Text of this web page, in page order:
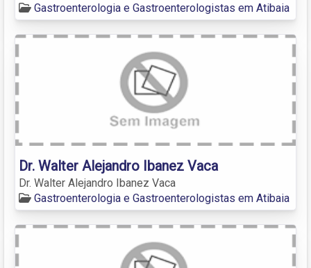
Gastroenterologia e Gastroenterologistas em Atibaia
Dr. Walter Alejandro Ibanez Vaca
Dr. Walter Alejandro Ibanez Vaca
Gastroenterologia e Gastroenterologistas em Atibaia